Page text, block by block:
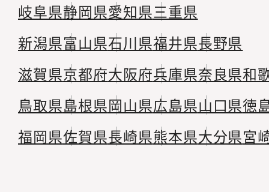
岐阜県静岡県愛知県三重県
新潟県富山県石川県福井県長野県
滋賀県京都府大阪府兵庫県奈良県和
鳥取県島根県岡山県広島県山口県徳
福岡県佐賀県長崎県熊本県大分県宮